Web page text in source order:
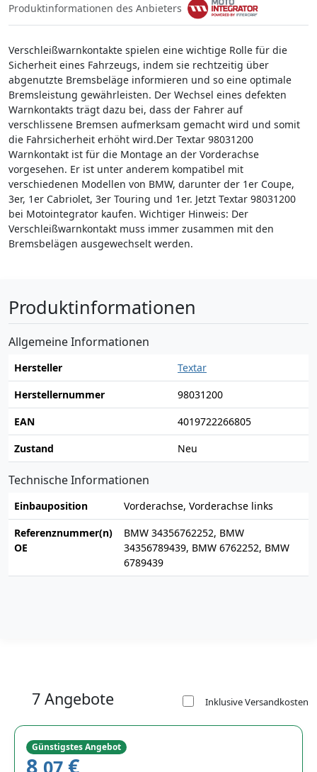
Produktinformationen des Anbieters
Verschleißwarnkontakte spielen eine wichtige Rolle für die
Sicherheit eines Fahrzeugs, indem sie rechtzeitig über
abgenutzte Bremsbeläge informieren und so eine optimale
Bremsleistung gewährleisten. Der Wechsel eines defekten
Warnkontakts trägt dazu bei, dass der Fahrer auf
verschlissene Bremsen aufmerksam gemacht wird und somit
die Fahrsicherheit erhöht wird.Der Textar 98031200
Warnkontakt ist für die Montage an der Vorderachse
vorgesehen. Er ist unter anderem kompatibel mit
verschiedenen Modellen von BMW, darunter der 1er Coupe,
3er, 1er Cabriolet, 3er Touring und 1er. Jetzt Textar 98031200
bei Motointegrator kaufen. Wichtiger Hinweis: Der
Verschleißwarnkontakt muss immer zusammen mit den
Bremsbelägen ausgewechselt werden.
Produktinformationen
Allgemeine Informationen
Hersteller
Textar
Herstellernummer
98031200
EAN
4019722266805
Zustand
Neu
Technische Informationen
Einbauposition
Vorderachse, Vorderachse links
Referenznummer(n)
OE
BMW 34356762252, BMW
34356789439, BMW 6762252, BMW
6789439
7 Angebote Inklusive Versandkosten
Günstigstes Angebot
8, 07 €